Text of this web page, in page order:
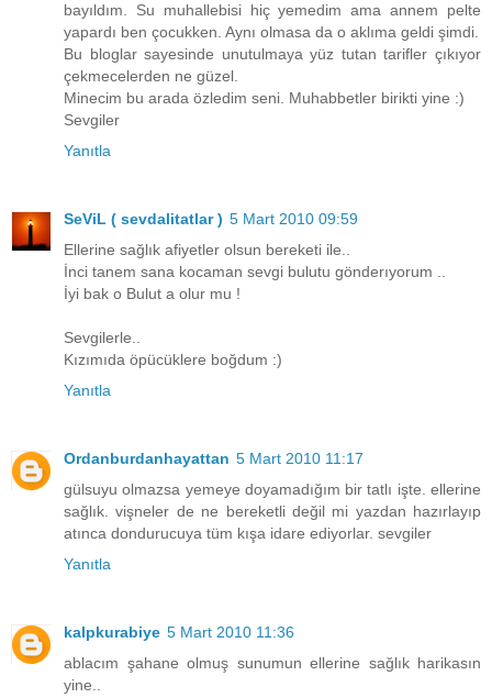
bayıldım. Su muhallebisi hiç yemedim ama annem pelte
yapardı ben çocukken. Aynı olmasa da o aklıma geldi şimdi.
Bu bloglar sayesinde unutulmaya yüz tutan tarifler çıkıyor
çekmecelerden ne güzel.
Minecim bu arada özledim seni. Muhabbetler birikti yine :)
Sevgiler
Yanıtla
SeViL ( sevdalitatlar ) 5 Mart 2010 09:59
Ellerine sağlık afiyetler olsun bereketi ile..
İnci tanem sana kocaman sevgi bulutu gönderıyorum ..
İyi bak o Bulut a olur mu !
Sevgilerle..
Kızımıda öpücüklere boğdum :)
Yanıtla
Ordanburdanhayattan 5 Mart 2010 11:17
gülsuyu olmazsa yemeye doyamadığım bir tatlı işte. ellerine
sağlık. vişneler de ne bereketli değil mi yazdan hazırlayıp
atınca dondurucuya tüm kışa idare ediyorlar. sevgiler
Yanıtla
kalpkurabiye 5 Mart 2010 11:36
ablacım şahane olmuş sunumun ellerine sağlık harikasın
yine..